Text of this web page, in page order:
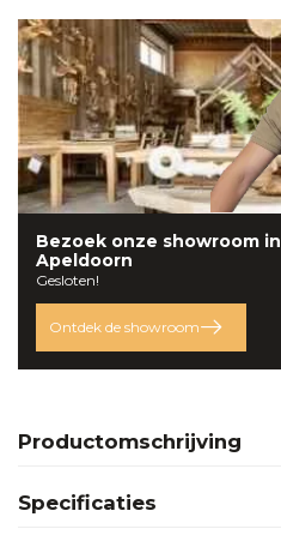
Bezoek onze showroom in
Apeldoorn
Gesloten!
Ontdek de showroom
Productomschrijving
Specificaties